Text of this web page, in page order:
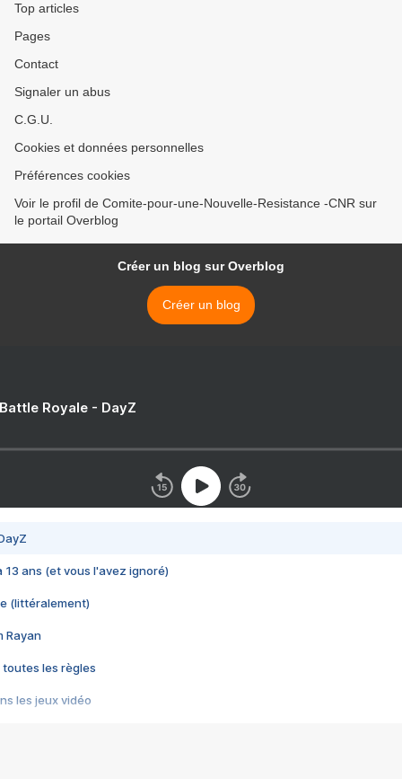
Top articles
Pages
Contact
Signaler un abus
C.G.U.
Cookies et données personnelles
Préférences cookies
Voir le profil de Comite-pour-une-Nouvelle-Resistance -CNR sur
le portail Overblog
Créer un blog sur Overblog
Créer un blog
Royale - DayZ
13 ans (et vous l'avez ignoré)
(littéralement)
Rayan
toutes les règles
les jeux vidéo